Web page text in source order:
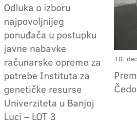
Odluka o izboru
najpovoljnijeg
ponuđača u postupku
javne nabavke
računarske opreme za
potrebe Instituta za
genetičke resurse
Univerziteta u Banjoj
Luci – LOT 3
10.